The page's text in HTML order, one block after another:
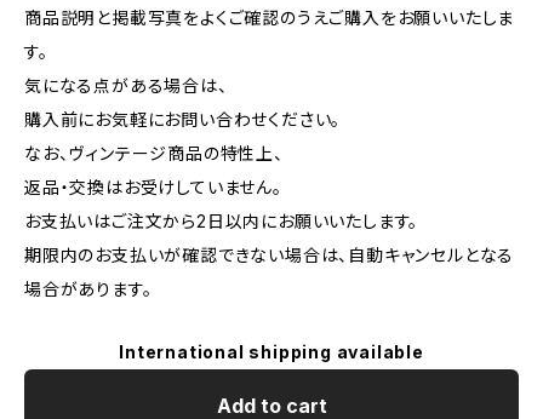
商品説明と掲載写真をよくご確認のうえご購入をお願いいたしま
す。
気になる点がある場合は、
購入前にお気軽にお問い合わせください。
なお、ヴィンテージ商品の特性上、
返品・交換はお受けしていません。
お支払いはご注文から2日以内にお願いいたします。
期限内のお支払いが確認できない場合は、自動キャンセルとなる
場合があります。
International shipping available
Add to cart